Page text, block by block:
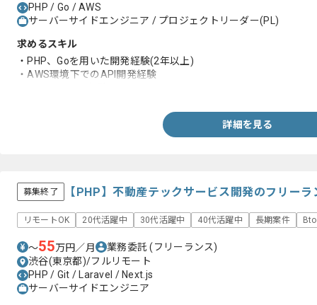
PHP / Go / AWS
サーバーサイドエンジニア / プロジェクトリーダー(PL)
求めるスキル
・PHP、Goを用いた開発経験(2年以上)
・AWS環境下でのAPI開発経験
詳細を見る
募集終了 【PHP】不動産テックサービス開発のフリー
リモートOK 20代活躍中 30代活躍中 40代活躍中 長期案件
〜55万円／月 業務委託(フリーランス)
渋谷(東京都)/フルリモート
PHP / Git / Laravel / Next.js
サーバーサイドエンジニア